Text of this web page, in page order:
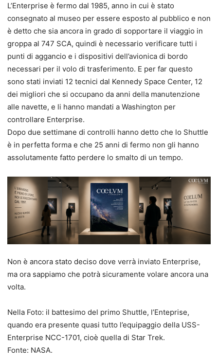
L’Enterprise è fermo dal 1985, anno in cui è stato
consegnato al museo per essere esposto al pubblico e non
è detto che sia ancora in grado di sopportare il viaggio in
groppa al 747 SCA, quindi è necessario verificare tutti i
punti di aggancio e i dispositivi dell’avionica di bordo
necessari per il volo di trasferimento. E per far questo
sono stati inviati 12 tecnici dal Kennedy Space Center, 12
dei migliori che si occupano da anni della manutenzione
alle navette, e li hanno mandati a Washington per
controllare Enterprise.
Dopo due settimane di controlli hanno detto che lo Shuttle
è in perfetta forma e che 25 anni di fermo non gli hanno
assolutamente fatto perdere lo smalto di un tempo.
Non è ancora stato deciso dove verrà inviato Enterprise,
ma ora sappiamo che potrà sicuramente volare ancora una
volta.
Nella Foto: il battesimo del primo Shuttle, l’Enteprise,
quando era presente quasi tutto l’equipaggio della USS-
Enterprise NCC-1701, cioè quella di Star Trek.
Fonte: NASA.